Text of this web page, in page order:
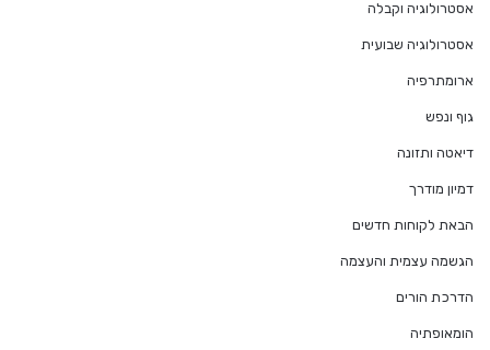
אסטרולוגיה וקבלה
אסטרולוגיה שבועית
ארומתרפיה
גוף ונפש
דיאטה ותזונה
דמיון מודרך
הבאת לקוחות חדשים
הגשמה עצמית והעצמה
הדרכת הורים
הומאופתיה